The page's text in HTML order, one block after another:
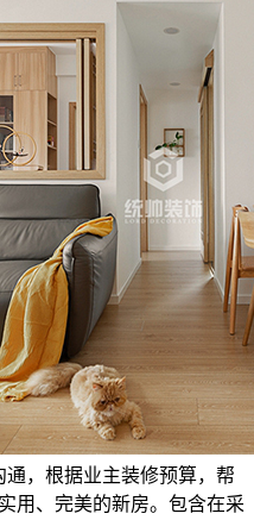
，根据业主装修预算，帮
用、完美的新房。包含在采